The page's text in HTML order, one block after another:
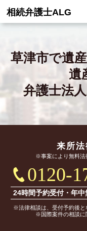
相続弁護士ALG
草津市で遺
遺
弁護士法
来所
※事案により無料法
0120-
24時間予約受付・年
※法律相談は、受付予約後と
※国際案件の相談に